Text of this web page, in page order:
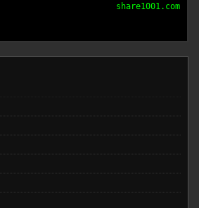
share1001.com